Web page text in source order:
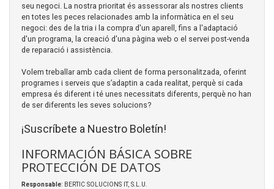
seu negoci. La nostra prioritat és assessorar als nostres clients
en totes les peces relacionades amb la informàtica en el seu
negoci: des de la tria i la compra d'un aparell, fins a l'adaptació
d'un programa, la creació d'una pàgina web o el servei post-venda
de reparació i assistència.
Volem treballar amb cada client de forma personalitzada, oferint
programes i serveis que s’adaptin a cada realitat, perquè si cada
empresa és diferent i té unes necessitats diferents, perquè no han
de ser diferents les seves solucions?
¡Suscríbete a Nuestro Boletín!
INFORMACIÓN BÁSICA SOBRE
PROTECCIÓN DE DATOS
Responsable: BERTIC SOLUCIONS IT, S.L.U.